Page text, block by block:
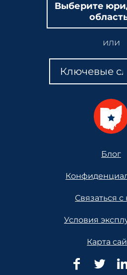
Выберите
или
Поиск
Поиск
Блог
Связаться
Условия
Карта